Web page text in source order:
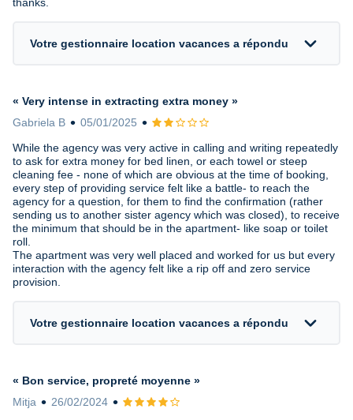
Votre gestionnaire location vacances a répondu expand_more
« Very intense in extracting extra money »
Gabriela B
05/01/2025
Avis 2 sur 5
While the agency was very active in calling and writing repeatedly
to ask for extra money for bed linen, or each towel or steep
cleaning fee - none of which are obvious at the time of booking,
every step of providing service felt like a battle- to reach the
agency for a question, for them to find the confirmation (rather
sending us to another sister agency which was closed), to receive
the minimum that should be in the apartment- like soap or toilet
roll.
The apartment was very well placed and worked for us but every
interaction with the agency felt like a rip off and zero service
provision.
Votre gestionnaire location vacances a répondu expand_more
« Bon service, propreté moyenne »
Mitja
26/02/2024
Avis 4 sur 5